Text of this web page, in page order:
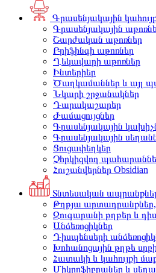
Գրասենյակային
Գրասենյակային
Շարժական աթոռներ
Բրիֆինգի աթոռներ
Ղեկավարի աթոռներ
Ինտերիեր
Ծաղկամաններ և այլ
Նկարի շրջանակներ
Դարակաշարեր
Ժամացույցներ
Գրասենյակային
Գրասենյակային
Ցուցափեղկեր
Չհրկիզվող
Հուշանվերներ Obsidian
Տնտեսական
Թղթյա արտադրանքներ,
Զուգարանի թղթեր և
Անձեռոցիկներ
Դիսպենսերի
Խոհանոցային թղթե
Հատակի և կահույքի
Միկրոֆիբրաներ և